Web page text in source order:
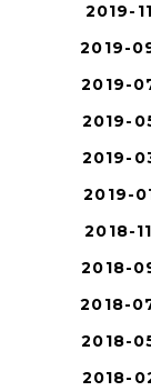
2019-11
2019-
2019-
2019-
2019-
2019-01
2018-11
2018-
2018-
2018-
2018-